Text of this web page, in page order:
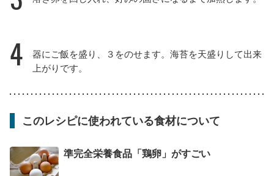
4
器にご飯を盛り、３をのせます。海苔を天盛りして出来
上がりです。
このレシピに使われている食材について
準完全栄養食品「鶏卵」がすごい